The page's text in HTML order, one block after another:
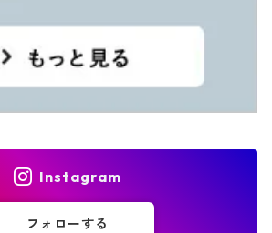
Instagram
フォローする